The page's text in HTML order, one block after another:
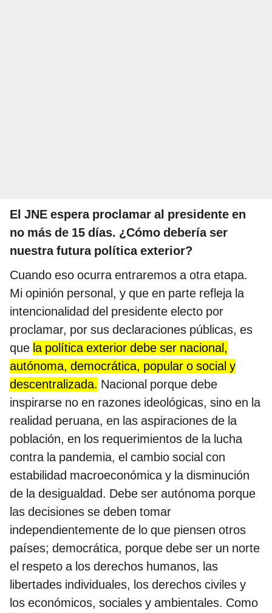
El JNE espera proclamar al presidente en
no más de 15 días. ¿Cómo debería ser
nuestra futura política exterior?
Cuando eso ocurra entraremos a otra etapa.
Mi opinión personal, y que en parte refleja la
intencionalidad del presidente electo por
proclamar, por sus declaraciones públicas, es
que la política exterior debe ser nacional,
autónoma, democrática, popular o social y
descentralizada. Nacional porque debe
inspirarse no en razones ideológicas, sino en la
realidad peruana, en las aspiraciones de la
población, en los requerimientos de la lucha
contra la pandemia, el cambio social con
estabilidad macroeconómica y la disminución
de la desigualdad. Debe ser autónoma porque
las decisiones se deben tomar
independientemente de lo que piensen otros
países; democrática, porque debe ser un norte
el respeto a los derechos humanos, las
libertades individuales, los derechos civiles y
los económicos, sociales y ambientales. Como